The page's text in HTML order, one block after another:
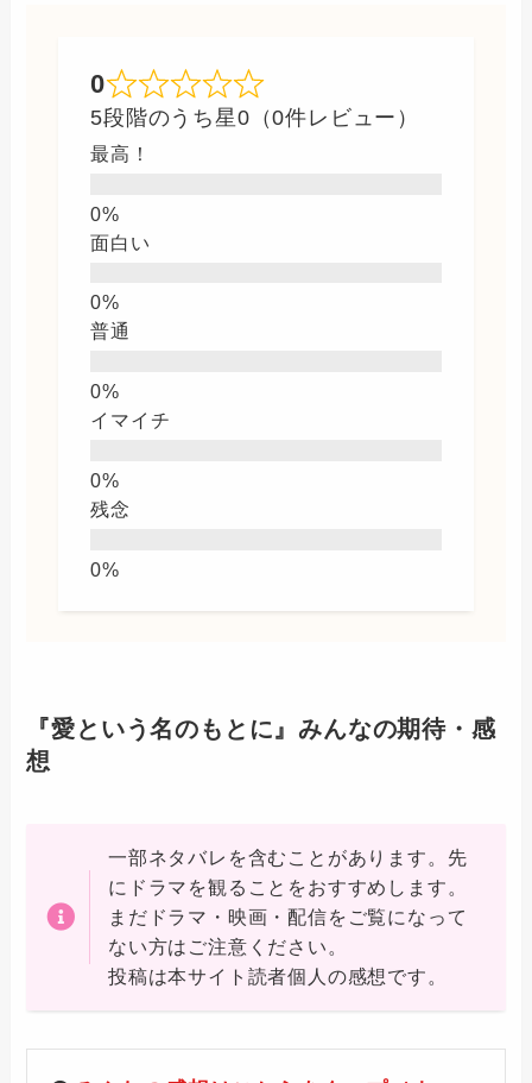
0
5段階のうち星0（0件レビュー）
最高！
面白い
普通
イマイチ
残念
『愛という名のもとに』みんなの期待・感
想
一部ネタバレを含むことがあります。先
にドラマを観ることをおすすめします。
まだドラマ・映画・配信をご覧になって
ない方はご注意ください。
投稿は本サイト読者個人の感想です。